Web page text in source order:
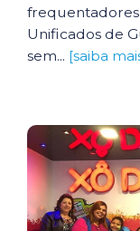
frequentadores
Unificados de
sem... [saiba